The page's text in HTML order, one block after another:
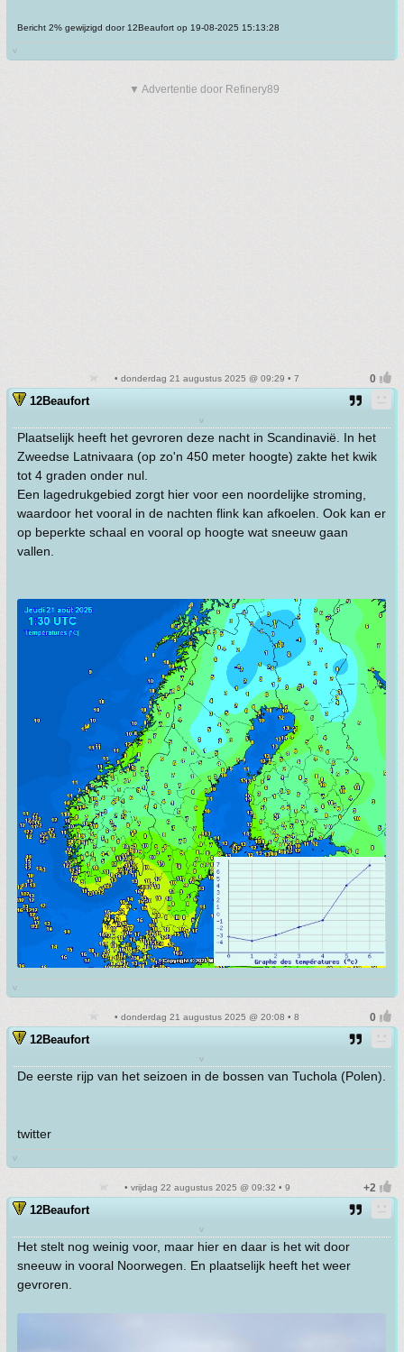
Bericht 2% gewijzigd door 12Beaufort op 19-08-2025 15:13:28
v
▼ Advertentie door Refinery89
• donderdag 21 augustus 2025 @ 09:29 • 7
12Beaufort
v
Plaatselijk heeft het gevroren deze nacht in Scandinavië. In het
Zweedse Latnivaara (op zo'n 450 meter hoogte) zakte het kwik
tot 4 graden onder nul.
Een lagedrukgebied zorgt hier voor een noordelijke stroming,
waardoor het vooral in de nachten flink kan afkoelen. Ook kan er
op beperkte schaal en vooral op hoogte wat sneeuw gaan
vallen.
v
• donderdag 21 augustus 2025 @ 20:08 • 8
12Beaufort
v
De eerste rijp van het seizoen in de bossen van Tuchola (Polen).
twitter
v
• vrijdag 22 augustus 2025 @ 09:32 • 9
12Beaufort
v
Het stelt nog weinig voor, maar hier en daar is het wit door
sneeuw in vooral Noorwegen. En plaatselijk heeft het weer
gevroren.